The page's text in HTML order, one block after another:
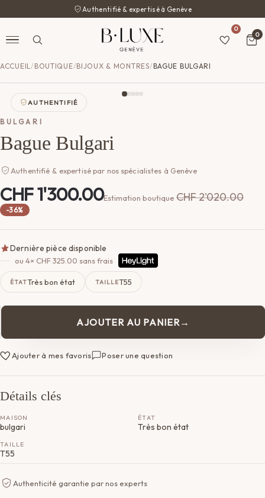
Authentifié & expertisé à Genève
0
0
ACCUEIL/ BOUTIQUE/BIJOUX & MONTRES/BAGUE BULGARI
AUTHENTIFIÉ
BULGARI
Bague Bulgari
Authentifié & expertisé par nos spécialistes à Genève
CHF1'300.00Estimation boutiqueCHF2'020.00
-36%
Dernière pièce disponible
ou 4× CHF325.00 sans frais
ÉTATTrès bon état TAILLET55
de
Bague
Bulgari
AJOUTER AU PANIER
Ajouter à mes favoris Poser une question
Détails clés
MAISON
bulgari
ÉTAT
Très bon état
TAILLE
T55
Authenticité garantie par nos experts